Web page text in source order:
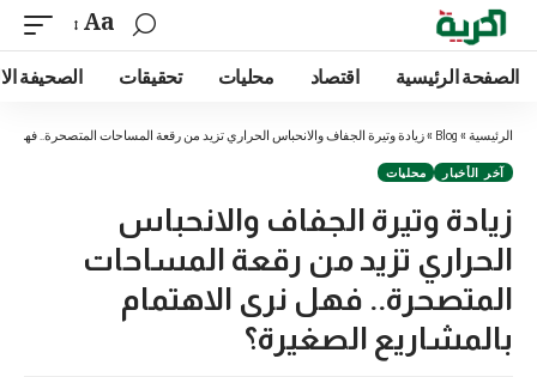
Aa
الصفحة الرئيسية اقتصاد محليات تحقيقات الصحيفة
الرئيسية »
Blog
»زيادة وتيرة الجفاف والانحباس الحراري تزيد من رقعة المساحات المتصحرة.. فهل
آخر الأخبار محليات
زيادة وتيرة الجفاف والانحباس
الحراري تزيد من رقعة المساحات
المتصحرة.. فهل نرى الاهتمام
بالمشاريع الصغيرة؟